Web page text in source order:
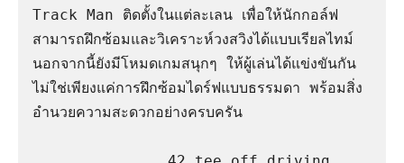
Track Man ติดตั้งในแต่ละเลน เพื่อให้นักกอล์ฟ
สามารถฝึกซ้อมและวิเคราะห์วงสวิงได้แบบเรียลไทม์
นอกจากนี้ยังมีโหมดเกมสนุกๆ ให้ผู้เล่นได้แข่งขันกัน
ไม่ใช่เพียงแค่การฝึกซ้อมไดร์ฟแบบธรรมดา พร้อมสิ่ง
อำนวยความสะดวกอย่างครบครัน